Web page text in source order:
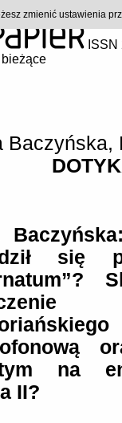
Baczyńska,
się
”?
na
a II?
zmienić ustawienia